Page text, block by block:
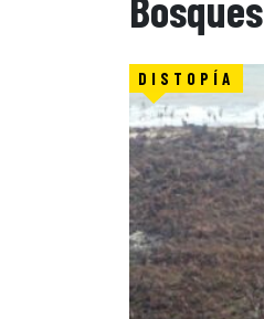
DISTOPÍA